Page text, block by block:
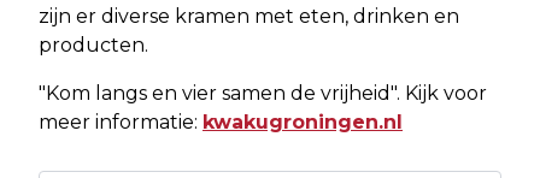
zijn er diverse kramen met eten, drinken en
producten.
"Kom langs en vier samen de vrijheid". Kijk voor
meer informatie: kwakugroningen.nl